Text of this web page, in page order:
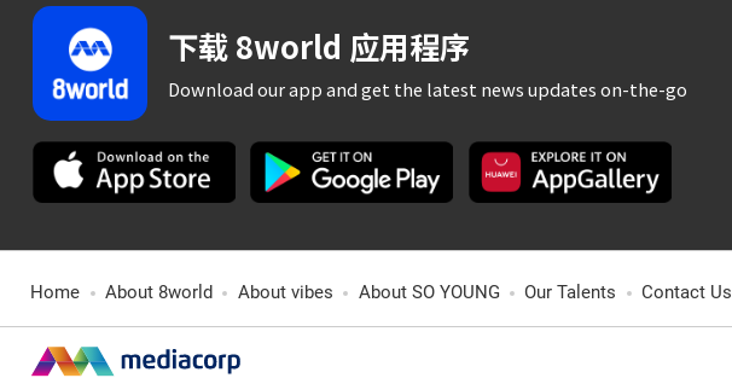
下载 8world 应用程序
Download our app and get the latest news updates on-the-go
Home About 8world About vibes About SO YOUNG Our Talents Contact Us